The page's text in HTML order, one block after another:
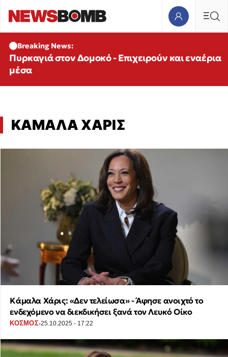
Breaking News:
Πυρκαγιά στον Δομοκό - Επιχειρούν και εναέρια
μέσα
ΚΑΜΑΛΑ ΧΑΡΙΣ
Κάμαλα Χάρις: «Δεν τελείωσα» - Άφησε ανοιχτό το
ενδεχόμενο να διεκδικήσει ξανά τον Λευκό Οίκο
ΚΟΣΜΟΣ·25.10.2025 - 17:22